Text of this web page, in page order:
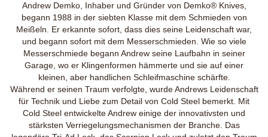
Andrew Demko, Inhaber und Gründer von Demko® Knives,
begann 1988 in der siebten Klasse mit dem Schmieden von
Meißeln. Er erkannte sofort, dass dies seine Leidenschaft war,
und begann sofort mit dem Messerschmieden. Wie so viele
Messerschmiede begann Andrew seine Laufbahn in seiner
Garage, wo er Klingenformen hämmerte und sie auf einer
kleinen, aber handlichen Schleifmaschine schärfte.
Während er seinen Traum verfolgte, wurde Andrews Leidenschaft
für Technik und Liebe zum Detail von Cold Steel bemerkt. Mit
Cold Steel entwickelte Andrew einige der innovativsten und
stärksten Verriegelungsmechanismen der Branche. Das